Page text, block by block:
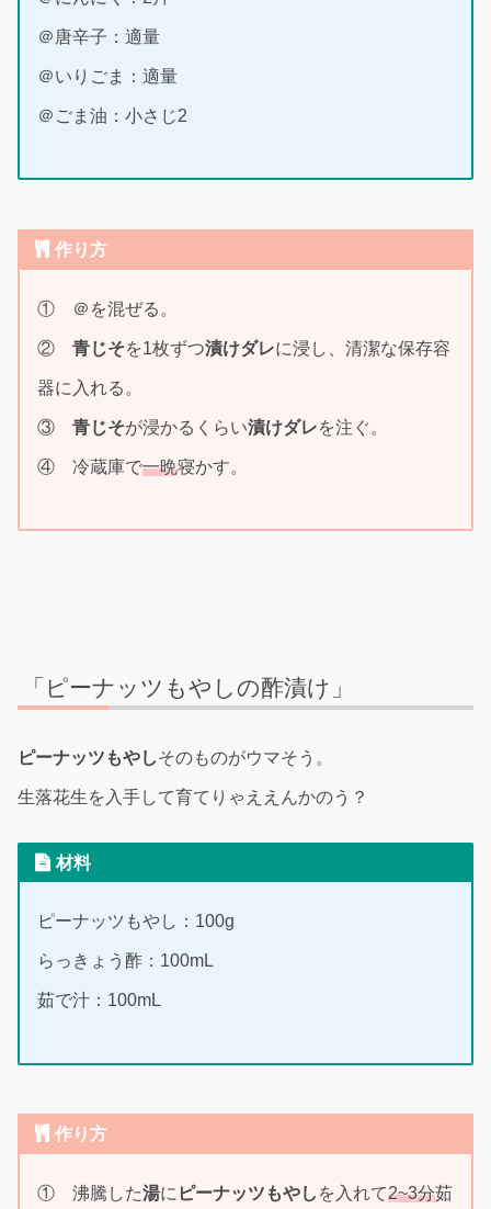
＠唐辛子：適量
＠いりごま：適量
＠ごま油：小さじ2
作り方
① ＠を混ぜる。
② 青じそを1枚ずつ漬けダレに浸し、清潔な保存容
器に入れる。
③ 青じそが浸かるくらい漬けダレを注ぐ。
④ 冷蔵庫で一晩寝かす。
「ピーナッツもやしの酢漬け」
ピーナッツもやしそのものがウマそう。
生落花生を入手して育てりゃええんかのう？
材料
ピーナッツもやし：100g
らっきょう酢：100mL
茹で汁：100mL
作り方
① 沸騰した湯に ピーナッツもやし を入れて2~3分茹